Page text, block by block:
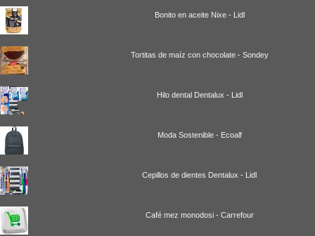
Bonito en aceite Nixe - Lidl
Tortitas de maíz con chocolate - Sondey
Hilo dental Dentalux - Lidl
Moda Sostenible - Ecoalf
Cepillos de dientes Dentalux - Lidl
Café mez monodosi - Carrefour